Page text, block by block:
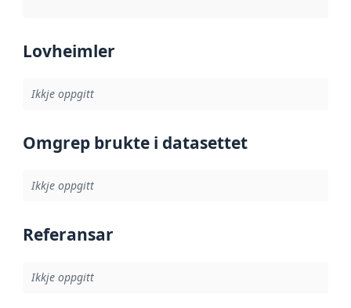
Lovheimler
Ikkje oppgitt
Omgrep brukte i datasettet
Ikkje oppgitt
Referansar
Ikkje oppgitt